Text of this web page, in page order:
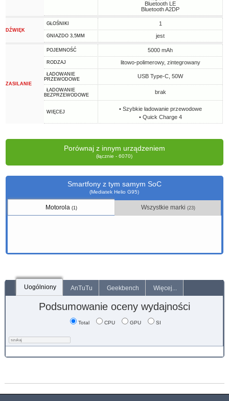
Bluetooth LE
Bluetooth A2DP
DŹWIĘK
GŁOŚNIKI 1
GNIAZDO 3,5MM jest
ZASILANIE
POJEMNOŚĆ 5000 mAh
RODZAJ litowo-polimerowy, zintegrowany
ŁADOWANIE
PRZEWODOWE
USB Type-C, 50W
ŁADOWANIE
BEZPRZEWODOWE
brak
WIĘCEJ
• Szybkie ładowanie przewodowe
• Quick Charge 4
Porównaj z innym urządzeniem
(łącznie - 6070)
Smartfony z tym samym SoC
(Mediatek Helio G95)
Motorola(1) Wszystkie marki (23)
Uogólniony AnTuTu Geekbench Więcej...
Podsumowanie oceny wydajności
Total CPU GPU SI